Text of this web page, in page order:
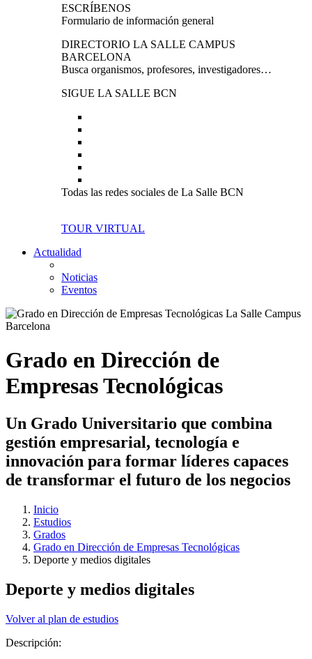
ESCRÍBENOS
Formulario de información general
DIRECTORIO LA SALLE CAMPUS
BARCELONA
Busca organismos, profesores, investigadores…
SIGUE LA SALLE BCN
Todas las redes sociales de La Salle BCN
TOUR VIRTUAL
Actualidad
Noticias
Eventos
Grado en Dirección de
Empresas Tecnológicas
Un Grado Universitario que combina
gestión empresarial, tecnología e
innovación para formar líderes capaces
de transformar el futuro de los negocios
Inicio
Estudios
Grados
Grado en Dirección de Empresas Tecnológicas
Deporte y medios digitales
Deporte y medios digitales
Volver al plan de estudios
Descripción: